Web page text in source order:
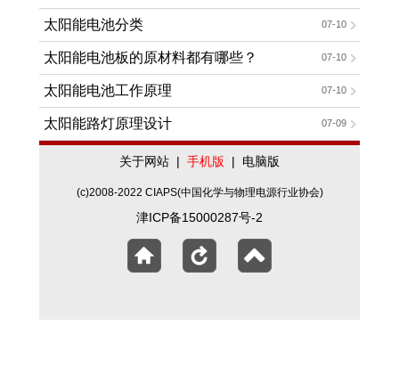
07-10
太阳能电池分类
07-10
太阳能电池板的原材料都有哪些？
07-10
太阳能电池工作原理
07-09
太阳能路灯原理设计
关于网站 | 手机版 | 电脑版
(c)2008-2022 CIAPS(中国化学与物理电源行业协会)
津ICP备15000287号-2